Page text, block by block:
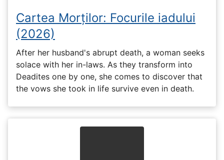
Cartea Morților: Focurile iadului
(2026)
After her husband's abrupt death, a woman seeks
solace with her in-laws. As they transform into
Deadites one by one, she comes to discover that
the vows she took in life survive even in death.